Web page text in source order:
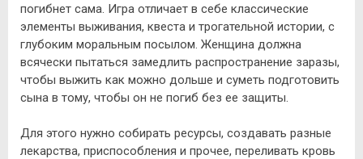
погибнет сама. Игра отличает в себе классические
элементы выживания, квеста и трогательной истории, с
глубоким моральным посылом. Женщина должна
всячески пытаться замедлить распространение заразы,
чтобы выжить как можно дольше и суметь подготовить
сына в тому, чтобы он не погиб без ее защиты.
Для этого нужно собирать ресурсы, создавать разные
лекарства, приспособления и прочее, переливать кровь